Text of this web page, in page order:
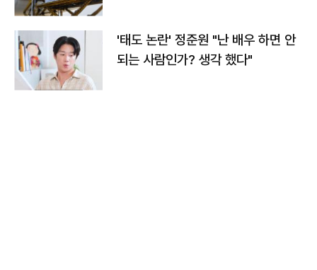
'태도 논란' 정준원 "난 배우 하면 안
되는 사람인가? 생각 했다"